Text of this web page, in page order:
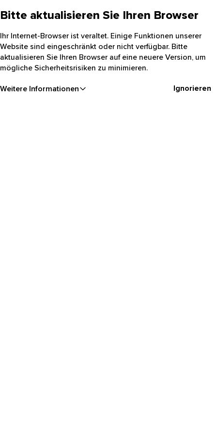
Bitte aktualisieren Sie Ihren Browser
Ihr Internet-Browser ist veraltet. Einige Funktionen unserer
Website sind eingeschränkt oder nicht verfügbar. Bitte
aktualisieren Sie Ihren Browser auf eine neuere Version, um
mögliche Sicherheitsrisiken zu minimieren.
Weitere Informationen Ignorieren